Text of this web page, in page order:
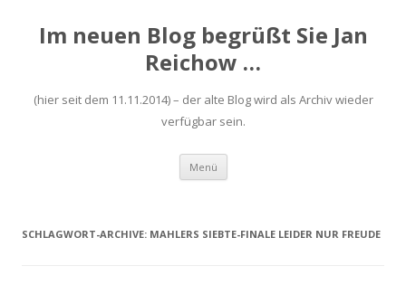
Im neuen Blog begrüßt Sie Jan
Reichow …
(hier seit dem 11.11.2014) – der alte Blog wird als Archiv wieder
verfügbar sein.
Menü Zum
springen
SCHLAGWORT-ARCHIVE: MAHLERS SIEBTE-FINALE LEIDER NUR FREUDE